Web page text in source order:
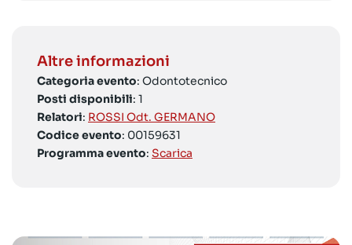
Altre informazioni
Categoria evento: Odontotecnico
Posti disponibili: 1
Relatori: ROSSI Odt. GERMANO
Codice evento: 00159631
Programma evento: Scarica